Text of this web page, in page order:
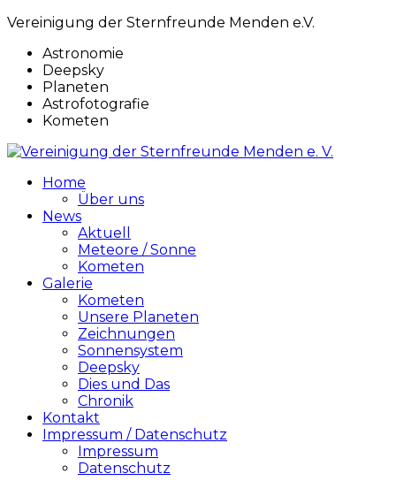
Vereinigung der Sternfreunde Menden e.V.
Astronomie
Deepsky
Planeten
Astrofotografie
Kometen
Home
Über uns
News
Aktuell
Meteore / Sonne
Kometen
Galerie
Kometen
Unsere Planeten
Zeichnungen
Sonnensystem
Deepsky
Dies und Das
Chronik
Kontakt
Impressum / Datenschutz
Impressum
Datenschutz